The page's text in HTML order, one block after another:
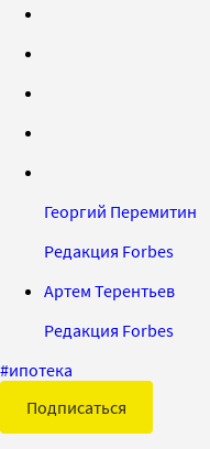
Георгий Перемитин
Редакция Forbes
Артем Терентьев
Редакция Forbes
#ипотека
Подписаться